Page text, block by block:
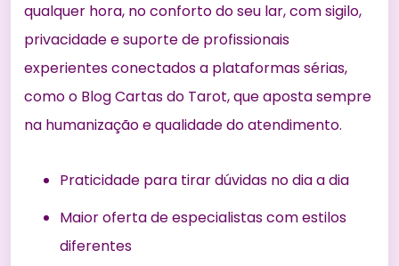
qualquer hora, no conforto do seu lar, com sigilo,
privacidade e suporte de profissionais
experientes conectados a plataformas sérias,
como o Blog Cartas do Tarot, que aposta sempre
na humanização e qualidade do atendimento.
Praticidade para tirar dúvidas no dia a dia
Maior oferta de especialistas com estilos
diferentes